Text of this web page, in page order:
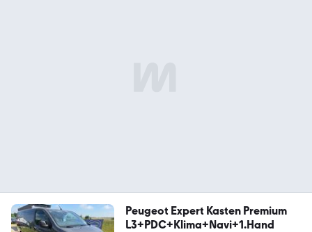
Peugeot Expert Kasten Premium
L3+PDC+Klima+Navi+1.Hand